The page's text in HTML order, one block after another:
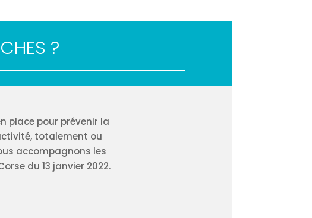
?
place pour prévenir la
totalement ou
accompagnons les
du 13 janvier 2022.